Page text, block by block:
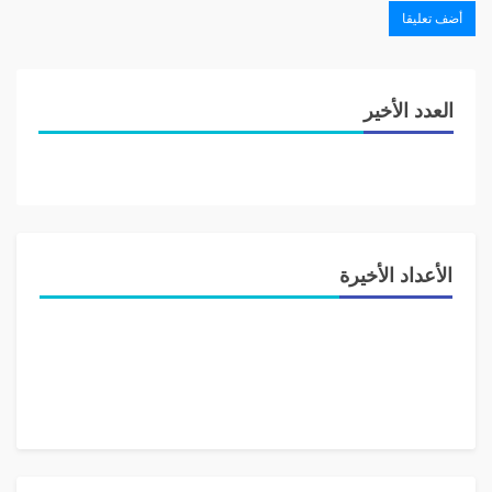
القانون اللعين، فانها لا محال سوف تلتحق باحدى الكتل
عقود من الزمن مرت على الاستقلال، بهمها وغمها ودمائها
وشهدائها وفسادها وطائفيتها ومذهبيتها و لم تأت على السعي
العدد الأخير
الأعداد الأخيرة